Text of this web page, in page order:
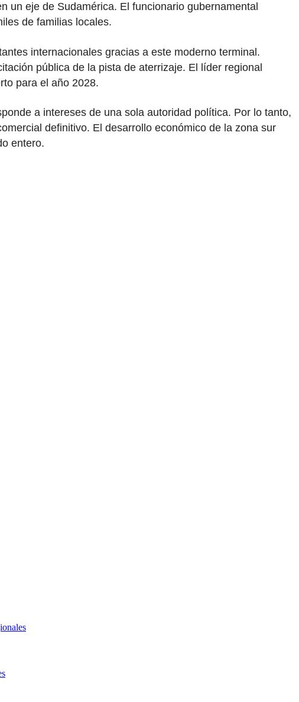
un eje de Sudamérica. El funcionario gubernamental
de familias locales.
internacionales gracias a este moderno terminal.
pública de la pista de aterrizaje. El líder regional
para el año 2028.
a intereses de una sola autoridad política. Por lo tanto,
definitivo. El desarrollo económico de la zona sur
entero.